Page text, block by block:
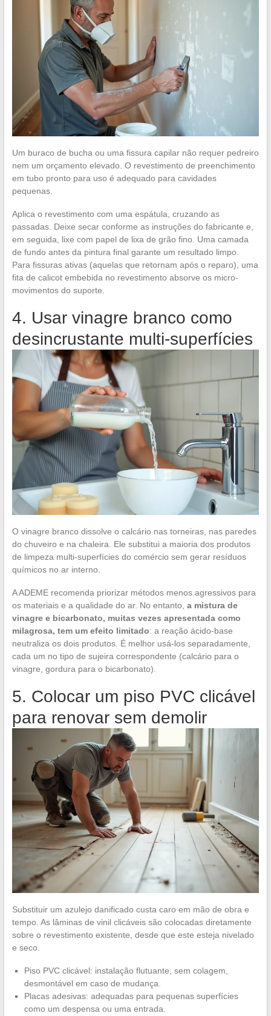
Um buraco de bucha ou uma fissura capilar não requer pedreiro
nem um orçamento elevado. O revestimento de preenchimento
em tubo pronto para uso é adequado para cavidades
pequenas.
Aplica o revestimento com uma espátula, cruzando as
passadas. Deixe secar conforme as instruções do fabricante e,
em seguida, lixe com papel de lixa de grão fino. Uma camada
de fundo antes da pintura final garante um resultado limpo.
Para fissuras ativas (aquelas que retornam após o reparo), uma
fita de calicot embebida no revestimento absorve os micro-
movimentos do suporte.
4. Usar vinagre branco como
desincrustante multi-superfícies
O vinagre branco dissolve o calcário nas torneiras, nas paredes
do chuveiro e na chaleira. Ele substitui a maioria dos produtos
de limpeza multi-superfícies do comércio sem gerar resíduos
químicos no ar interno.
A ADEME recomenda priorizar métodos menos agressivos para
os materiais e a qualidade do ar. No entanto, a mistura de
vinagre e bicarbonato, muitas vezes apresentada como
milagrosa, tem um efeito limitado: a reação ácido-base
neutraliza os dois produtos. É melhor usá-los separadamente,
cada um no tipo de sujeira correspondente (calcário para o
vinagre, gordura para o bicarbonato).
5. Colocar um piso PVC clicável
para renovar sem demolir
Substituir um azulejo danificado custa caro em mão de obra e
tempo. As lâminas de vinil clicáveis são colocadas diretamente
sobre o revestimento existente, desde que este esteja nivelado
e seco.
Piso PVC clicável: instalação flutuante, sem colagem,
desmontável em caso de mudança.
Placas adesivas: adequadas para pequenas superfícies
como um despensa ou uma entrada.